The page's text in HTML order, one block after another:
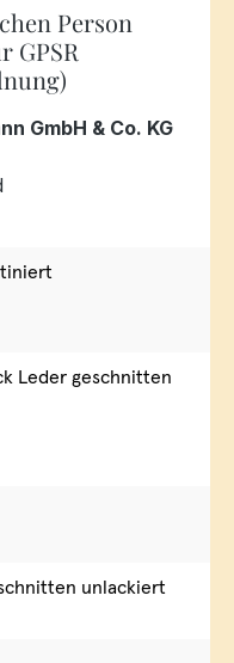
Person
GmbH & Co. KG
Leder geschnitten
unlackiert